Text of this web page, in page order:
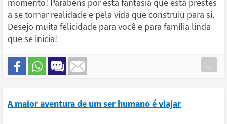
momento! Parabéns por esta fantasia que está prestes
a se tornar realidade e pela vida que construiu para si.
Desejo muita felicidade para você e para família linda
que se inicia!
...
A maior aventura de um ser humano é viajar